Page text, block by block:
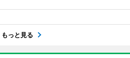
もっと見る